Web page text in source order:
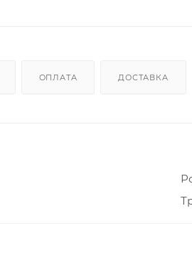
ОПЛАТА ДОСТАВКА